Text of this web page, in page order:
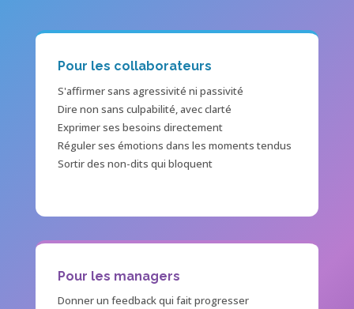
Pour les collaborateurs
S'affirmer sans agressivité ni passivité
Dire non sans culpabilité, avec clarté
Exprimer ses besoins directement
Réguler ses émotions dans les moments tendus
Sortir des non-dits qui bloquent
Pour les managers
Donner un feedback qui fait progresser